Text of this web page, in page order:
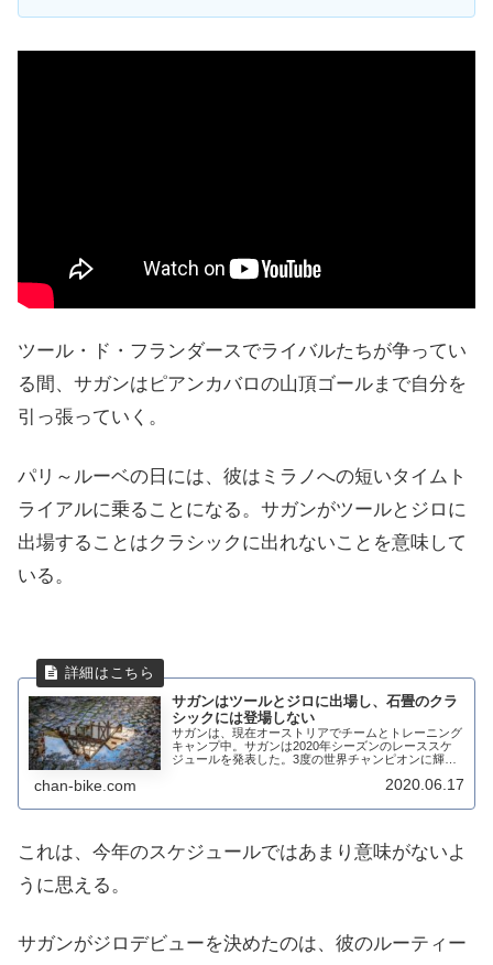
ツール・ド・フランダースでライバルたちが争ってい
る間、サガンはピアンカバロの山頂ゴールまで自分を
引っ張っていく。
パリ～ルーベの日には、彼はミラノへの短いタイムト
ライアルに乗ることになる。サガンがツールとジロに
出場することはクラシックに出れないことを意味して
いる。
サガンはツールとジロに出場し、石畳のクラ
シックには登場しない
サガンは、現在オーストリアでチームとトレーニング
キャンプ中。サガンは2020年シーズンのレーススケ
ジュールを発表した。3度の世界チャンピオンに輝い
るため、2011年以来ずっと走っている石畳の...
chan-bike.com 2020.06.17
これは、今年のスケジュールではあまり意味がないよ
うに思える。
サガンがジロデビューを決めたのは、彼のルーティー